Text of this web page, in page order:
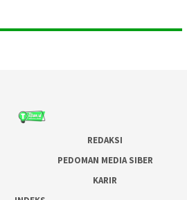
REDAKSI
PEDOMAN MEDIA SIBER
KARIR